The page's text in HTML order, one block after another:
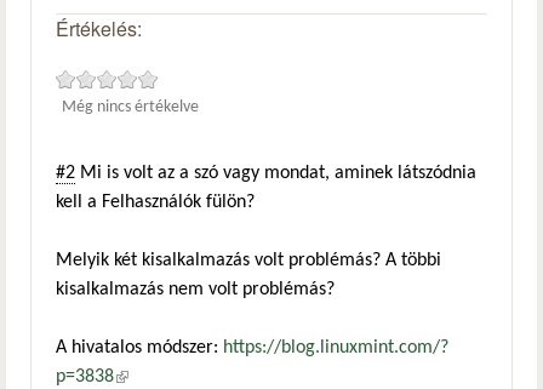
Értékelés:
Még nincs értékelve
#2 Mi is volt az a szó vagy mondat, aminek látszódnia
kell a Felhasználók fülön?
Melyik két kisalkalmazás volt problémás? A többi
kisalkalmazás nem volt problémás?
A hivatalos módszer: https://blog.linuxmint.com/?
p=3838(külső hivatkozás)